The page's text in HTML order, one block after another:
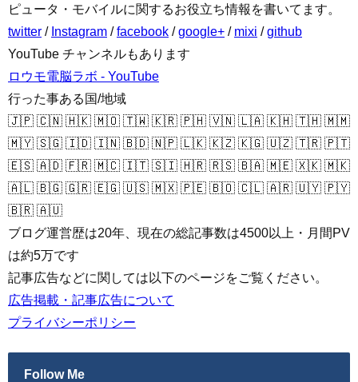
ピュータ・モバイルに関するお役立ち情報を書いてます。
twitter / Instagram /facebook /google+ / mixi /github
YouTube チャンネルもあります
ロウモ電脳ラボ - YouTube
行った事ある国/地域
🇯🇵 🇨🇳 🇭🇰 🇲🇴 🇹🇼 🇰🇷 🇵🇭 🇻🇳 🇱🇦 🇰🇭 🇹🇭 🇲🇲
🇲🇾 🇸🇬 🇮🇩 🇮🇳 🇧🇩 🇳🇵 🇱🇰 🇰🇿 🇰🇬 🇺🇿 🇹🇷 🇵🇹
🇪🇸 🇦🇩 🇫🇷 🇲🇨 🇮🇹 🇸🇮 🇭🇷 🇷🇸 🇧🇦 🇲🇪 🇽🇰 🇲🇰
🇦🇱 🇧🇬 🇬🇷 🇪🇬 🇺🇸 🇲🇽 🇵🇪 🇧🇴 🇨🇱 🇦🇷 🇺🇾 🇵🇾
🇧🇷 🇦🇺
ブログ運営歴は20年、現在の総記事数は4500以上・月間PV
は約5万です
記事広告などに関しては以下のページをご覧ください。
広告掲載・記事広告について
プライバシーポリシー
Follow Me